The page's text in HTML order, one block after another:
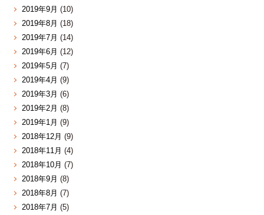
2019年9月 (10)
2019年8月 (18)
2019年7月 (14)
2019年6月 (12)
2019年5月 (7)
2019年4月 (9)
2019年3月 (6)
2019年2月 (8)
2019年1月 (9)
2018年12月 (9)
2018年11月 (4)
2018年10月 (7)
2018年9月 (8)
2018年8月 (7)
2018年7月 (5)